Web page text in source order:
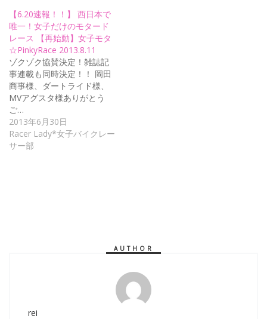
【6.20速報！！】 西日本で
唯一！女子だけのモタード
レース 【再始動】女子モタ
☆PinkyRace 2013.8.11
ゾクゾク協賛決定！雑誌記
事連載も同時決定！！ 岡田
商事様、ダートライド様、
MVアグスタ様ありがとう
ご…
2013年6月30日
Racer Lady*女子バイクレー
サー部
AUTHOR
rei